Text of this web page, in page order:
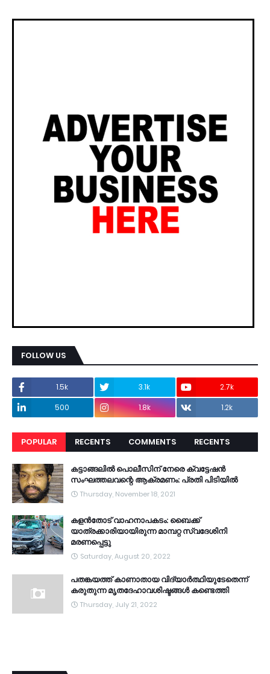
FOLLOW US
1.5k 3.1k
2.7k
500
1.8k 1.2k
POPULAR RECENTS COMMENTS RECENTS
കട്ടാങ്ങലിൽ പൊലീസിന് നേരെ ക്വട്ടേഷൻ
സംഘത്തലവന്റെ ആക്രമണം: പ്രതി പിടിയിൽ
Thursday, November 18, 2021
കളൻതോട് വാഹനാപകടം: ബൈക്ക്
യാത്രക്കാരിയായിരുന്ന മാമ്പറ്റ സ്വദേശിനി
മരണപ്പെട്ടു
Saturday, August 20, 2022
പതങ്കയത്ത് കാണാതായ വിദ്യാർത്ഥിയുടേതെന്ന്
കരുതുന്ന മൃതദേഹാവശിഷ്ടങ്ങൾ കണ്ടെത്തി
Thursday, July 21, 2022